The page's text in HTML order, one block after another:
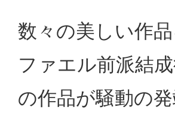
数々の美しい作
ファエル前派結
の作品が騒動の